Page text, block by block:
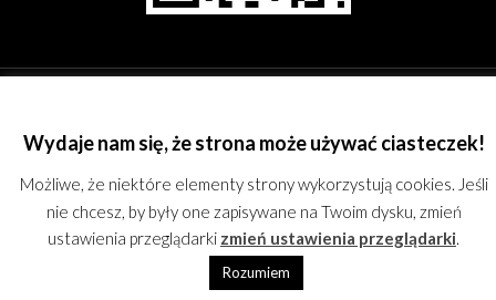
WordPress
Wydaje nam się, że strona może używać ciasteczek!
Możliwe, że niektóre elementy strony wykorzystują cookies. Jeśli
nie chcesz, by były one zapisywane na Twoim dysku, zmień
ustawienia przeglądarki zmień ustawienia przeglądarki.
Rozumiem